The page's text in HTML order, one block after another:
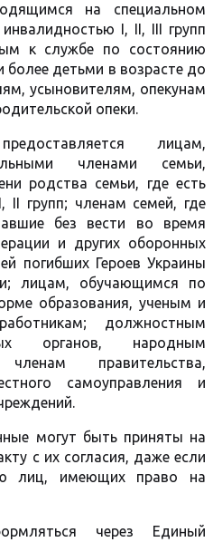
на специальном
I, II, III групп
к службе по состоянию
детьми в возрасте до
усыновителям, опекунам
опеки.
лицам,
членами семьи,
родства семьи, где есть
групп; членам семей, где
без вести во время
и других оборонных
погибших Героев Украины
лицам, обучающимся по
образования, ученым и
должностным
органов, народным
правительства,
самоуправления и
могут быть приняты на
с их согласия, даже если
лиц, имеющих право на
через Единый